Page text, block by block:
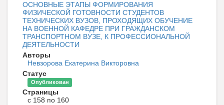
ОСНОВНЫЕ ЭТАПЫ ФОРМИРОВАНИЯ
ФИЗИЧЕСКОЙ ГОТОВНОСТИ СТУДЕНТОВ
ТЕХНИЧЕСКИХ ВУЗОВ, ПРОХОДЯЩИХ ОБУЧЕНИЕ
НА ВОЕННОЙ КАФЕДРЕ ПРИ ГРАЖДАНСКОМ
ТРАНСПОРТНОМ ВУЗЕ, К ПРОФЕССИОНАЛЬНОЙ
ДЕЯТЕЛЬНОСТИ
Авторы
Невзорова Екатерина Викторовна
Статус
Опубликован
Страницы
с 158 по 160